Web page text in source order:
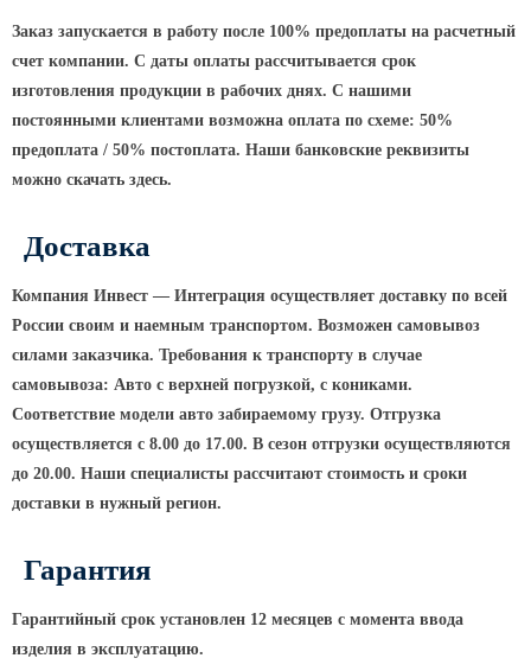
РМГ Радиомачты. Опоры сотовoй
связи
ОДН Радиомачты. Опоры двойного
КРОНШТЕЙНЫ ДЛЯ УЛИЧНОГО
светильников
Кронштейн консольный для 2
Кронштейны для подвесных
светильников
Кронштейны для торшерных
светильников
Кронштейны для опор однорожковые
Заказ запускается в работу после 100% предоплаты на расчетный
счет компании. С даты оплаты рассчитывается срок
изготовления продукции в рабочих днях. С нашими
постоянными клиентами возможна оплата по схеме: 50%
предоплата / 50% постоплата. Наши банковские реквизиты
можно скачать здесь.
Доставка
Компания Инвест — Интеграция осуществляет доставку по всей
России своим и наемным транспортом. Возможен самовывоз
силами заказчика. Требования к транспорту в случае
самовывоза: Авто с верхней погрузкой, с кониками.
Соответствие модели авто забираемому грузу. Отгрузка
осуществляется с 8.00 до 17.00. В сезон отгрузки осуществляются
до 20.00. Наши специалисты рассчитают стоимость и сроки
доставки в нужный регион.
Гарантия
Гарантийный срок установлен 12 месяцев с момента ввода
изделия в эксплуатацию.